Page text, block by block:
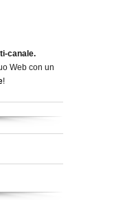
canale.
Web con un
!